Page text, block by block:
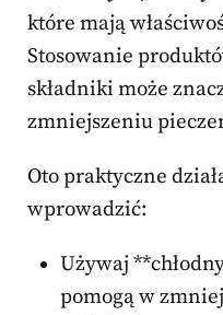
które mają
Stosowanie
składniki może
zmniejszeniu
Oto praktyczne
wprowadzić:
Używaj
pomogą w